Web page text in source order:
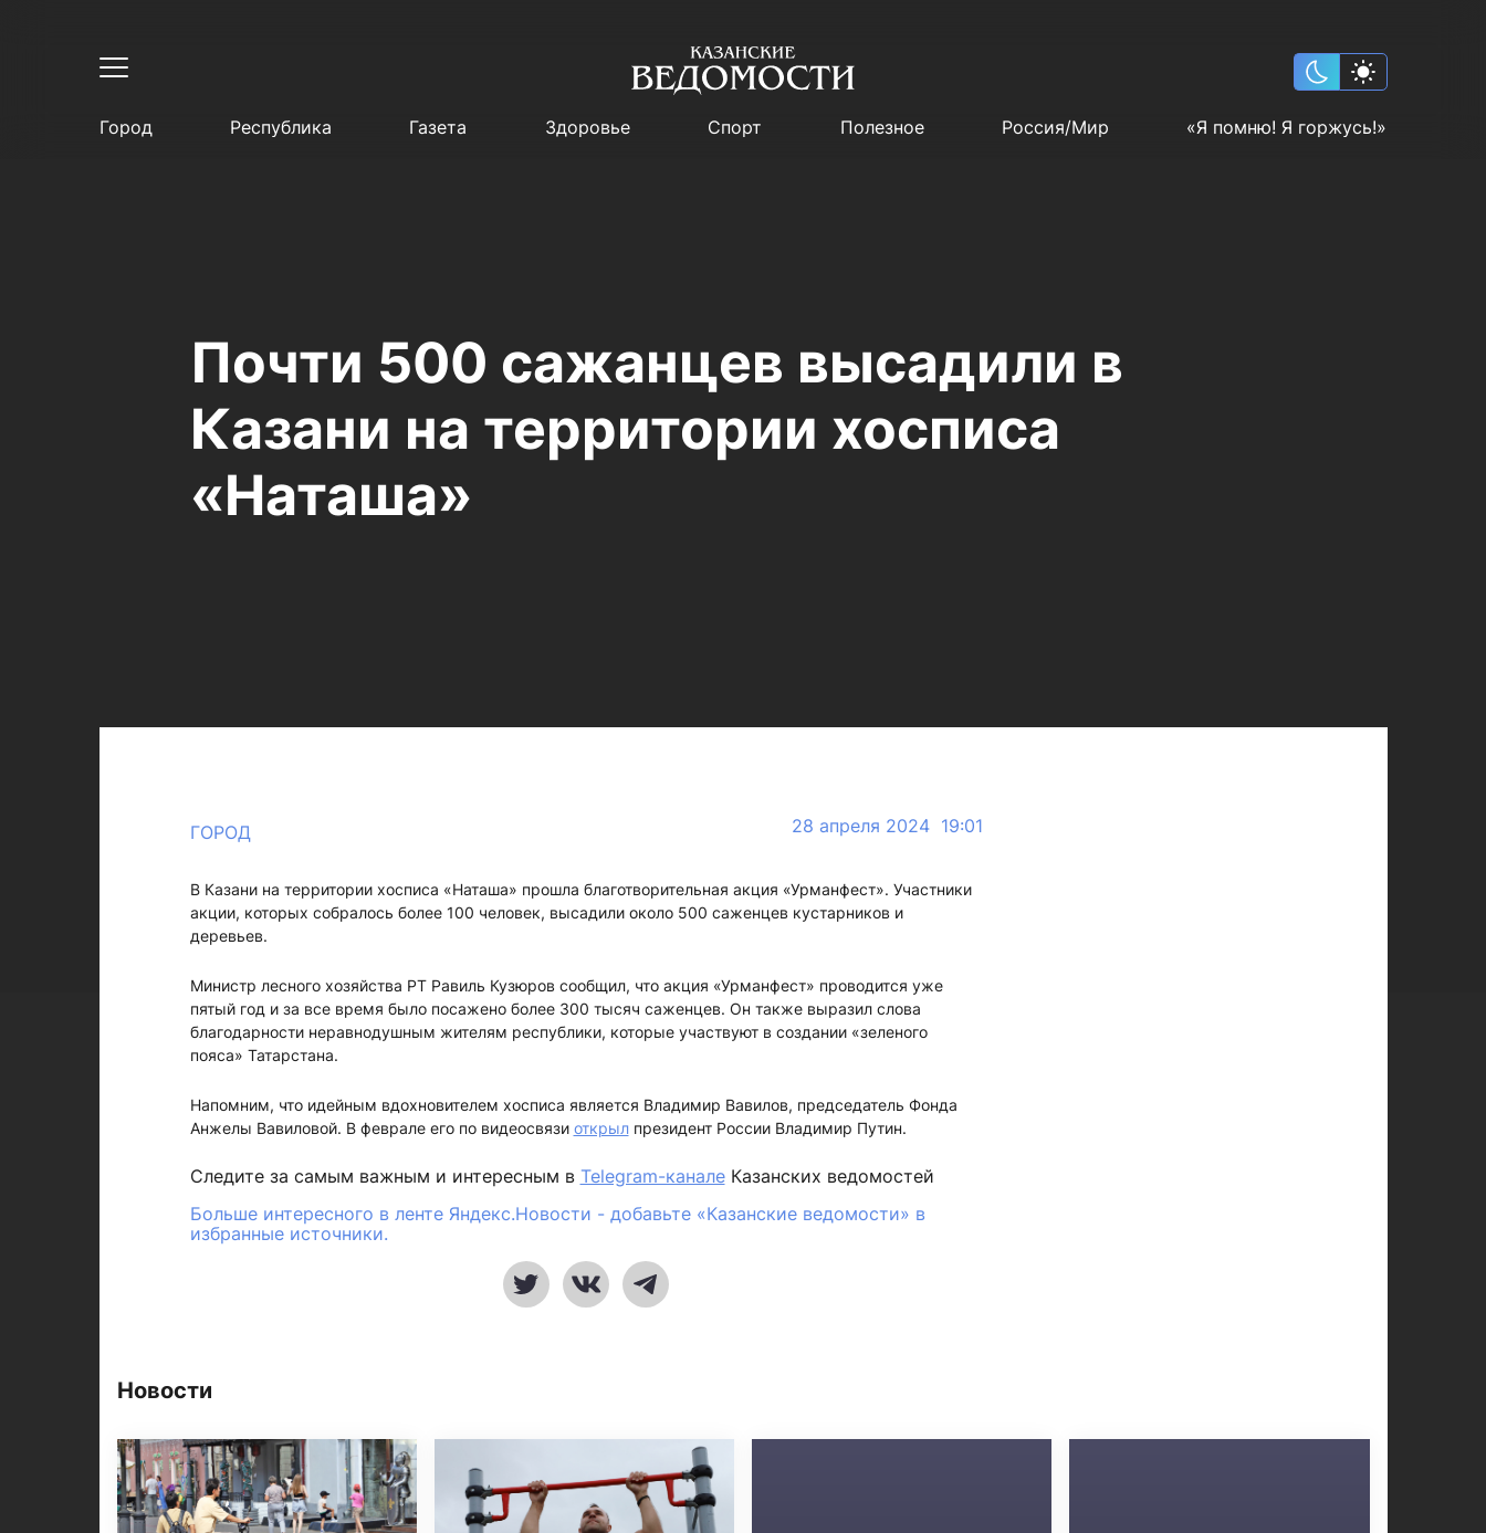
Город Республика Газета Здоровье Спорт Полезное Россия/Мир «Я помню! Я горжусь!»
Почти 500 сажанцев высадили в
Казани на территории хосписа
«Наташа»
ГОРОД 28 апреля 2024 19:01
В Казани на территории хосписа «Наташа» прошла благотворительная акция «Урманфест». Участники
акции, которых собралось более 100 человек, высадили около 500 саженцев кустарников и
деревьев.
Министр лесного хозяйства РТ Равиль Кузюров сообщил, что акция «Урманфест» проводится уже
пятый год и за все время было посажено более 300 тысяч саженцев. Он также выразил слова
благодарности неравнодушным жителям республики, которые участвуют в создании «зеленого
пояса» Татарстана.
Напомним, что идейным вдохновителем хосписа является Владимир Вавилов, председатель Фонда
Анжелы Вавиловой. В феврале его по видеосвязи открылпрезидент России Владимир Путин.
Следите за самым важным и интересным в Telegram-каналеКазанских ведомостей
Больше интересного в ленте Яндекс.Новости - добавьте «Казанские ведомости» в
избранные источники.
Новости